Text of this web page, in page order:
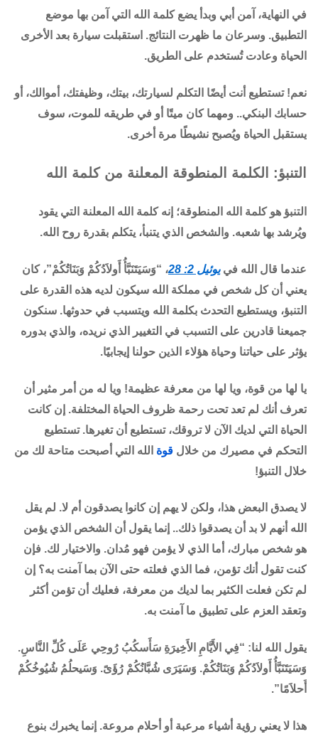
في النهاية، آمن أبي وبدأ يضع كلمة الله التي آمن بها موضع
التطبيق. وسرعان ما ظهرت النتائج. استقبلت سيارة بعد الأخرى
الحياة وعادت تُستخدم على الطريق.
نعم! تستطيع أنت أيضًا التكلم لسيارتك، بيتك، وظيفتك، أموالك، أو
حسابك البنكي.. ومهما كان ميتًا أو في طريقه للموت، سوف
يستقبل الحياة ويُصبح نشيطًا مرة أخرى.
التنبؤ: الكلمة المنطوقة المعلنة من كلمة الله
التنبؤ هو كلمة الله المنطوقة؛ إنه كلمة الله المعلنة التي يقود
ويُرشد بها شعبه. والشخص الذي يتنبأ، يتكلم بقدرة روح الله.
عندما قال الله فييوئيل 2: 28
، “وَسَيَتَنَبَّأُ أَولاَدُكُمْ وَبَنَاتُكُمْ”، كان
يعني أن كل شخص في مملكة الله سيكون لديه هذه القدرة على
التنبؤ، ويستطيع التحدث بكلمة الله ويتسبب في حدوثها. سنكون
جميعنا قادرين على التسبب في التغيير الذي نريده، والذي بدوره
يؤثر على حياتنا وحياة هؤلاء الذين حولنا إيجابيًا.
يا لها من قوة، ويا لها من معرفة عظيمة! ويا له من أمر مثير أن
تعرف أنك لم تعد تحت رحمة ظروف الحياة المختلفة. إن كانت
الحياة التي لديك الآن لا تروقك، تستطيع أن تغيرها. تستطيع
التحكم في مصيرك من خلال قوة الله التي أصبحت متاحة لك من
خلال التنبؤ!
لا يصدق البعض هذا، ولكن لا يهم إن كانوا يصدقون أم لا. لم يقل
الله أنهم لا بد أن يصدقوا ذلك.. إنما يقول أن الشخص الذي يؤمن
هو شخص مبارك، أما الذي لا يؤمن فهو مُدان. والاختيار لك. فإن
كنت تقول أنك تؤمن، فما الذي فعلته حتى الآن بما آمنت به؟ إن
لم تكن فعلت الكثير بما لديك من معرفة، فعليك أن تؤمن أكثر
وتعقد العزم على تطبيق ما آمنت به.
يقول الله لنا: “فِي الأَيَّامِ الأَخِيرَةِ سَأَسكُبُ رُوحِي عَلَى كُلِّ النَّاسِ.
وَسَيَتَنَبَّأُ أَولاَدُكُمْ وَبَنَاتُكُمْ. وَسَيَرَى شُبَّانُكُمْ رُؤَىً. وَسَيحلُمُ شُيُوخُكُمْ
أَحلاَمًا”.
هذا لا يعني رؤية أشياء مرعبة أو أحلام مروعة. إنما يخبرك بنوع